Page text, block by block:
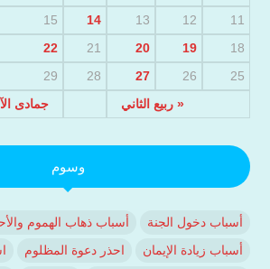
« ربيع الثاني جمادى
11
12
13
14
15
18
19
20
21
22
25
26
27
28
29
وسوم
أسباب دخول الجنة
أسباب ذهاب الهموم
أسباب زيادة الإيمان
احذر دعوة المظلوم